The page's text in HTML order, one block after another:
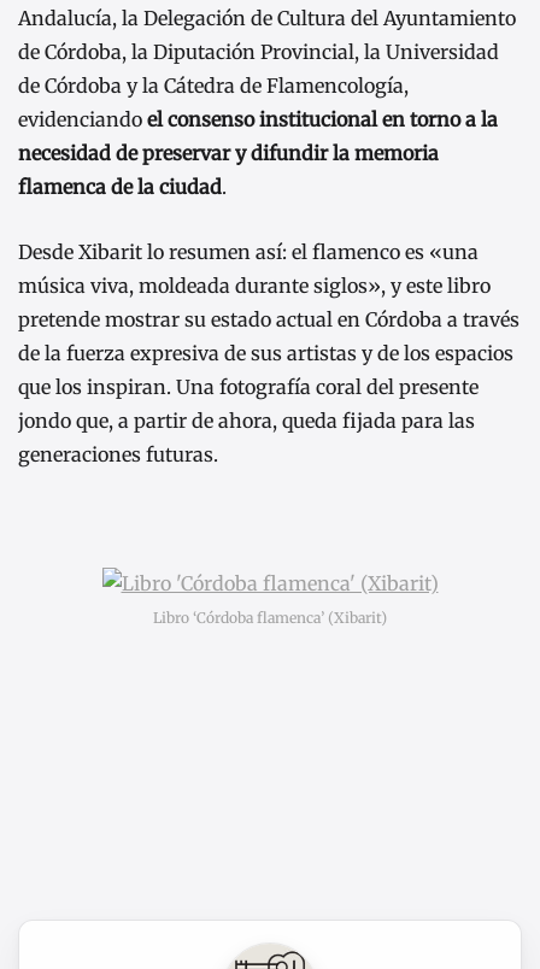
Andalucía, la Delegación de Cultura del Ayuntamiento
de Córdoba, la Diputación Provincial, la Universidad
de Córdoba y la Cátedra de Flamencología,
evidenciando el consenso institucional en torno a la
necesidad de preservar y difundir la memoria
flamenca de la ciudad.
Desde Xibarit lo resumen así: el flamenco es «una
música viva, moldeada durante siglos», y este libro
pretende mostrar su estado actual en Córdoba a través
de la fuerza expresiva de sus artistas y de los espacios
que los inspiran. Una fotografía coral del presente
jondo que, a partir de ahora, queda fijada para las
generaciones futuras.
Libro ‘Córdoba flamenca’ (Xibarit)